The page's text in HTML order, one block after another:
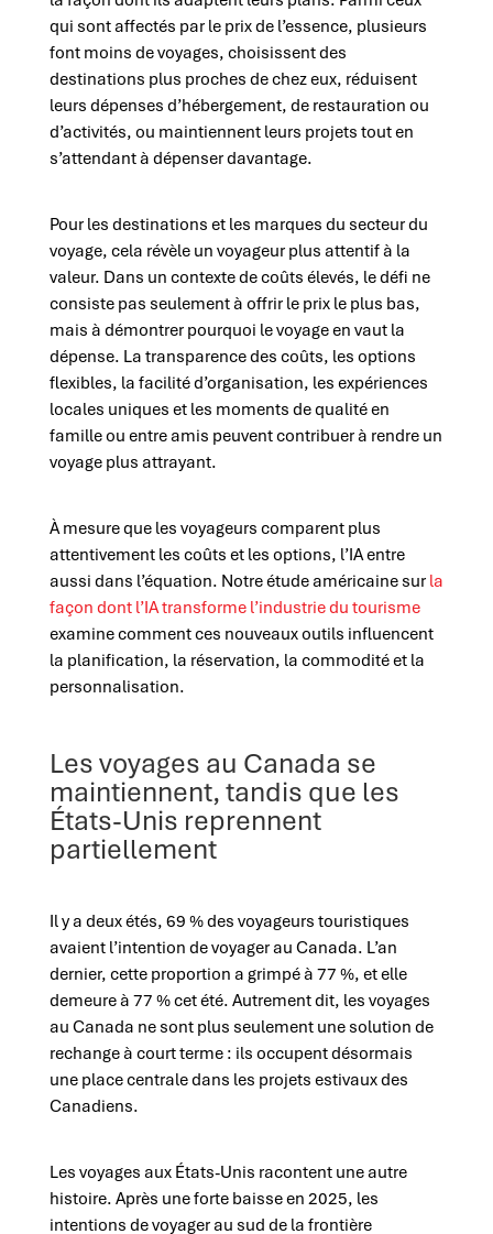
qui sont affectés par le prix de l’essence, plusieurs
font moins de voyages, choisissent des
destinations plus proches de chez eux, réduisent
leurs dépenses d’hébergement, de restauration ou
d’activités, ou maintiennent leurs projets tout en
s’attendant à dépenser davantage.
Pour les destinations et les marques du secteur du
voyage, cela révèle un voyageur plus attentif à la
valeur. Dans un contexte de coûts élevés, le défi ne
consiste pas seulement à offrir le prix le plus bas,
mais à démontrer pourquoi le voyage en vaut la
dépense. La transparence des coûts, les options
flexibles, la facilité d’organisation, les expériences
locales uniques et les moments de qualité en
famille ou entre amis peuvent contribuer à rendre un
voyage plus attrayant.
À mesure que les voyageurs comparent plus
attentivement les coûts et les options, l’IA entre
aussi dans l’équation. Notre étude américaine sur la
façon dont l’IA transforme l’industrie du tourisme
examine comment ces nouveaux outils influencent
la planification, la réservation, la commodité et la
personnalisation.
Les voyages au Canada se
maintiennent, tandis que les
États-Unis reprennent
partiellement
Il y a deux étés, 69 % des voyageurs touristiques
avaient l’intention de voyager au Canada. L’an
dernier, cette proportion a grimpé à 77 %, et elle
demeure à 77 % cet été. Autrement dit, les voyages
au Canada ne sont plus seulement une solution de
rechange à court terme : ils occupent désormais
une place centrale dans les projets estivaux des
Canadiens.
Les voyages aux États-Unis racontent une autre
histoire. Après une forte baisse en 2025, les
intentions de voyager au sud de la frontière